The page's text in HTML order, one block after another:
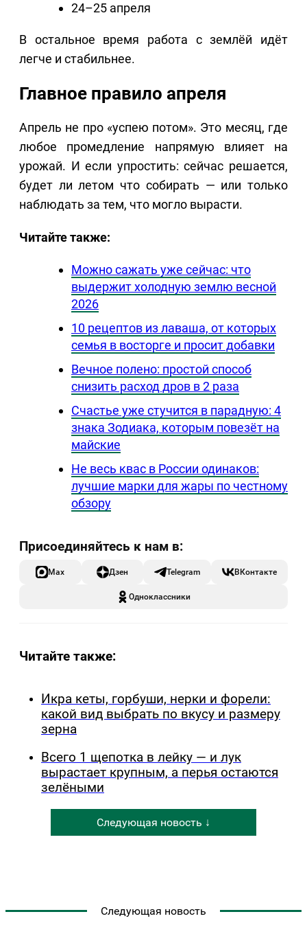
24–25 апреля
В остальное время работа с землёй идёт
легче и стабильнее.
Главное правило апреля
Апрель не про «успею потом». Это месяц, где
любое промедление напрямую влияет на
урожай. И если упростить: сейчас решается,
будет ли летом что собирать — или только
наблюдать за тем, что могло вырасти.
Читайте также:
Можно сажать уже сейчас: что
выдержит холодную землю весной
2026
10 рецептов из лаваша, от которых
семья в восторге и просит добавки
Вечное полено: простой способ
снизить расход дров в 2 раза
Счастье уже стучится в парадную: 4
знака Зодиака, которым повезёт на
майские
Не весь квас в России одинаков:
лучшие марки для жары по честному
обзору
Max Дзен Telegram ВКонтакте
Одноклассники
Читайте также:
Икра кеты, горбуши, нерки и форели:
какой вид выбрать по вкусу и размеру
зерна
Всего 1 щепотка в лейку — и лук
вырастает крупным, а перья остаются
зелёными
Следующая новость ↓
Следующая новость